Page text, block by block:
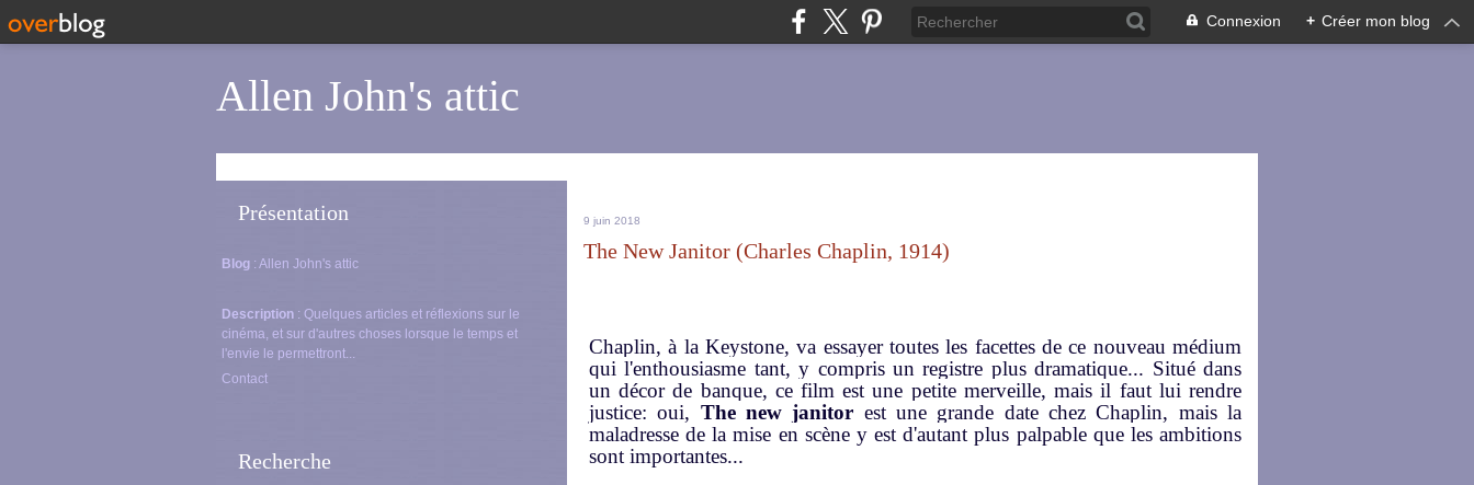
Connexion + Créer mon blog
Allen John's attic
Présentation
Blog : Allen John's attic
Description : Quelques articles et réflexions sur le
cinéma, et sur d'autres choses lorsque le temps et
l'envie le permettront...
Contact
Recherche
9 juin 2018
The New Janitor (Charles Chaplin, 1914)
Chaplin, à la Keystone, va essayer toutes les facettes de ce nouveau médium
qui l'enthousiasme tant, y compris un registre plus dramatique... Situé dans
un décor de banque, ce film est une petite merveille, mais il faut lui rendre
justice: oui, The new janitor est une grande date chez Chaplin, mais la
maladresse de la mise en scène y est d'autant plus palpable que les ambitions
sont importantes...